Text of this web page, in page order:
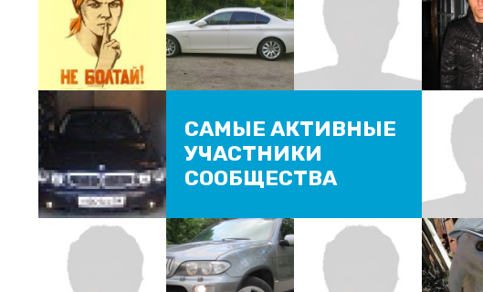
САМЫЕ АКТИВНЫЕ
УЧАСТНИКИ
СООБЩЕСТВА